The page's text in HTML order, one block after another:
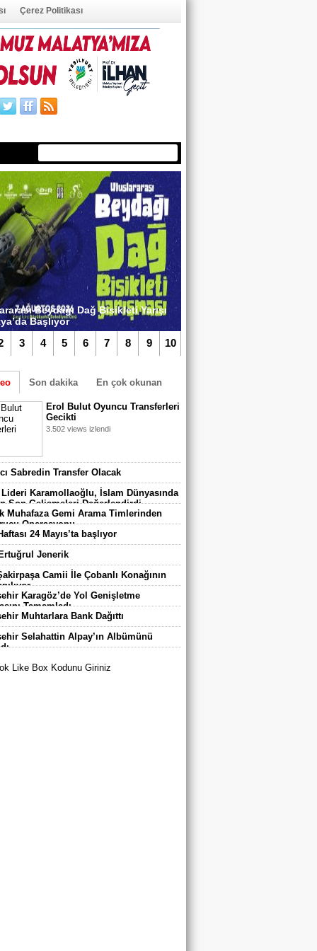
Çerez Politikası
Beydağı Dağ Bisikleti Yarışı
Başlıyor
Belediyespor’da Yeni Dönem
Çocuk Karatay Yaz Spor
Buluştu
3 4 5 6 7 8 9 10
Son dakika En çok okunan
Erol Bulut Oyuncu Transferleri
Gecikti
3.502 views izlendi
Sabredin Transfer Olacak
Lideri Karamollaoğlu, İslam Dünyasında
Son Gelişmeleri Değerlendirdi
Muhafaza Gemi Arama Timlerinden
Operasyonu
24 Mayıs’ta başlıyor
Jenerik
Camii İle Çobanlı Konağının
Karagöz’de Yol Genişletme
Tamamladı
Muhtarlara Bank Dağıttı
Selahattin Alpay’ın Albümünü
Like Box Kodunu Giriniz